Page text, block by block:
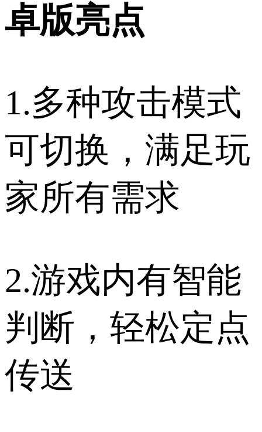
卓版亮点
1.多种攻击模式
可切换，满足玩
家所有需求
2.游戏内有智能
判断，轻松定点
传送